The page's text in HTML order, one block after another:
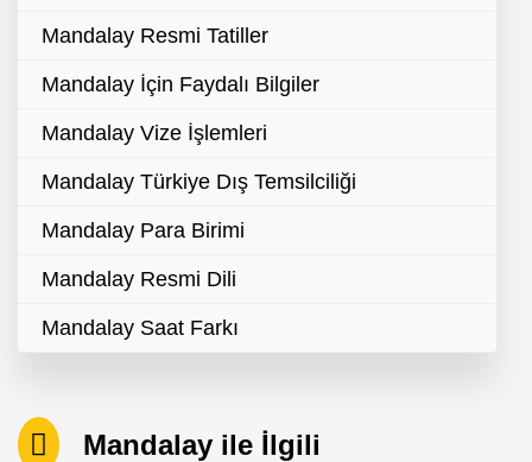
Mandalay Resmi Tatiller
Mandalay İçin Faydalı Bilgiler
Mandalay Vize İşlemleri
Mandalay Türkiye Dış Temsilciliği
Mandalay Para Birimi
Mandalay Resmi Dili
Mandalay Saat Farkı
Mandalay ile İlgili